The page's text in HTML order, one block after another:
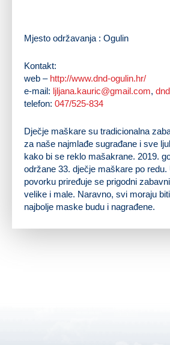
Mjesto održavanja : Ogulin
Kontakt:
web – http://www.dnd-ogulin.hr/
e-mail: ljljana.kauric@gmail.com,
telefon: 047/525-834
Dječje maškare su tradicionalna
za naše najmlađe sugrađane i sve
kako bi se reklo mašakrane. 2019.
održane 33. dječje maškare po redu.
povorku priređuje se prigodni
velike i male. Naravno, svi moraju
najbolje maske budu i nagrađene.